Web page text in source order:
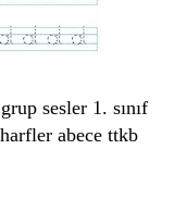
sesler 1. sınıf
abece ttkb